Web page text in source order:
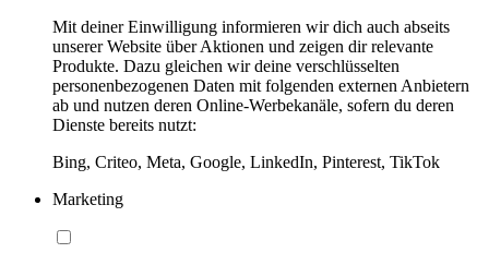
Mit deiner Einwilligung informieren wir dich auch abseits
unserer Website über Aktionen und zeigen dir relevante
Produkte. Dazu gleichen wir deine verschlüsselten
personenbezogenen Daten mit folgenden externen Anbietern
ab und nutzen deren Online-Werbekanäle, sofern du deren
Dienste bereits nutzt:
Bing, Criteo, Meta, Google, LinkedIn, Pinterest, TikTok
Marketing